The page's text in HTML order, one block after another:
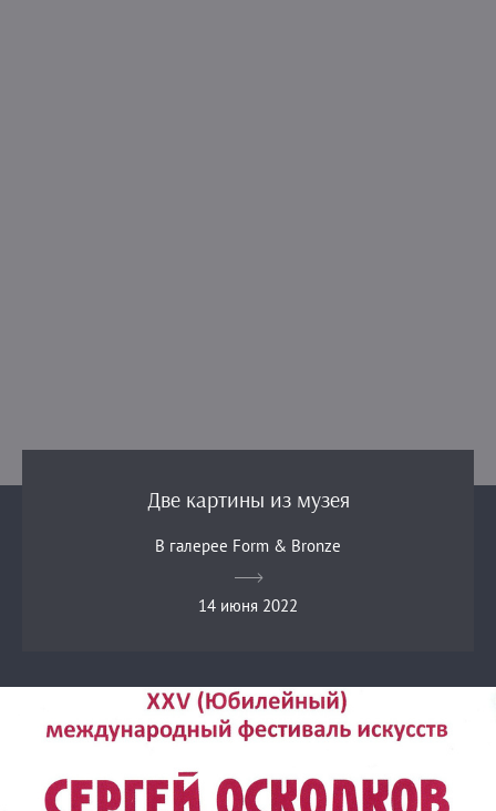
Две картины из музея
В галерее Form & Bronze
14 июня 2022